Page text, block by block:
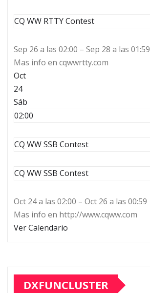
CQ WW RTTY Contest
Sep 26 a las 02:00 – Sep 28 a las 01:59
Mas info en cqwwrtty.com
Oct
24
Sáb
02:00
CQ WW SSB Contest
CQ WW SSB Contest
Oct 24 a las 02:00 – Oct 26 a las 00:59
Mas info en http://www.cqww.com
Ver Calendario
DXFUNCLUSTER